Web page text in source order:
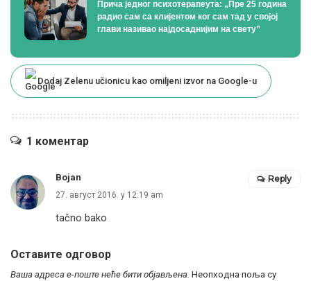
Прича једног психотерапеута: „Пре 25 година
радио сам са клијентом ког сам тад у својој
глави називао најдосаднијим на свету”
Dodaj Zelenu učionicu kao omiljeni izvor na Google-u
1 коментар
Bojan
27. август 2016. у 12:19 am
tačno bako
Reply
Оставите одговор
Ваша адреса е-поште неће бити објављена. Неопходна поља су